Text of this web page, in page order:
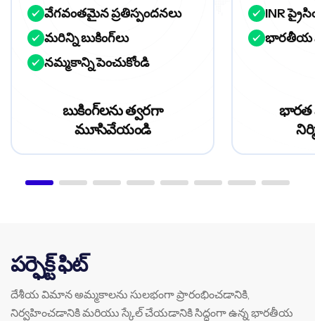
వేగవంతమైన ప్రతిస్పందనలు
మరిన్ని బుకింగ్‌లు
నమ్మకాన్ని పెంచుకోండి
బుకింగ్‌లను త్వరగా
మూసివేయండి
INR
భారతీయ
భారత
పర్ఫెక్ట్ ఫిట్
దేశీయ విమాన అమ్మకాలను సులభంగా ప్రారంభించడానికి,
నిర్వహించడానికి మరియు స్కేల్ చేయడానికి సిద్ధంగా ఉన్న భారతీయ